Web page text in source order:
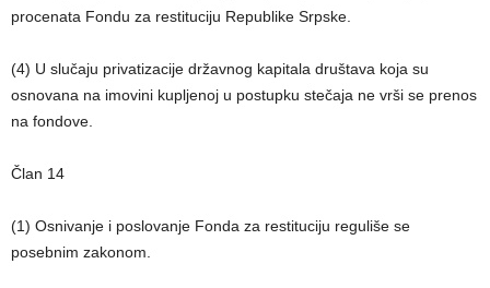
procenata Fondu za restituciju Republike Srpske.
(4) U slučaju privatizacije državnog kapitala društava koja su
osnovana na imovini kupljenoj u postupku stečaja ne vrši se prenos
na fondove.
Član 14
(1) Osnivanje i poslovanje Fonda za restituciju reguliše se
posebnim zakonom.